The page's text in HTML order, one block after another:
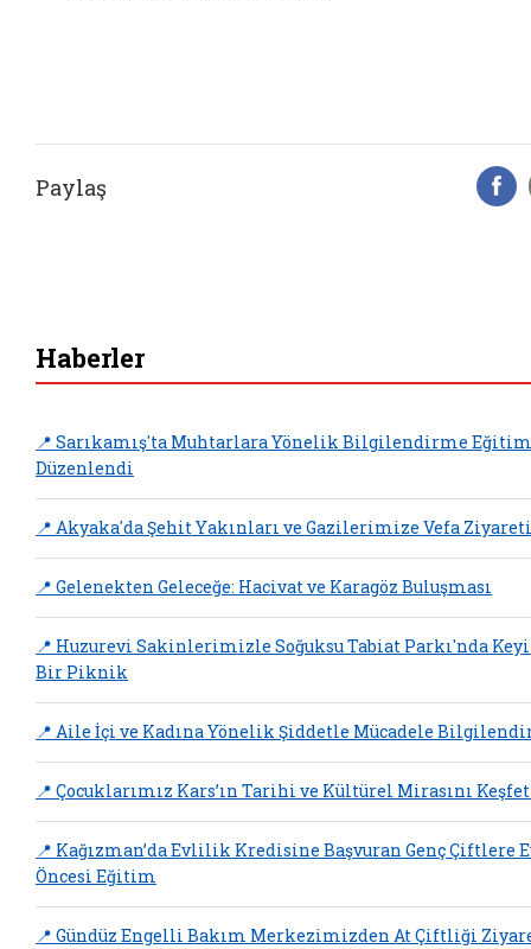
Paylaş
Haberler
📍 Sarıkamış'ta Muhtarlara Yönelik Bilgilendirme
Düzenlendi
📍 Akyaka'da Şehit Yakınları ve Gazilerimize Vefa Ziyareti
📍 Gelenekten Geleceğe: Hacivat ve Karagöz Buluşması
📍 Huzurevi Sakinlerimizle Soğuksu Tabiat Parkı'nda
Bir Piknik
📍 Aile İçi ve Kadına Yönelik Şiddetle Mücadele
📍 Çocuklarımız Kars’ın Tarihi ve Kültürel Mirasını
📍 Kağızman’da Evlilik Kredisine Başvuran Genç Çiftlere
Öncesi Eğitim
📍 Gündüz Engelli Bakım Merkezimizden At Çiftliği